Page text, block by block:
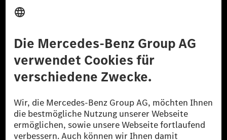
Datenschutz Lizenzhinweise Dritter Barrierefreiheit
© 2026 Mercedes-Benz Group AG. Alle Rechte vorbehalten.
[1] Bilanziell CO₂-neutral bedeutet, dass nicht vermiedene oder nicht
reduzierte CO₂-Emissionen bei der Mercedes-Benz Group durch
zertifizierte Ausgleichsprojekte kompensiert werden.